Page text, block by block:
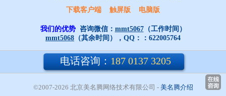
下载客户端
触屏版 电脑版
我们的优势 咨询微信： mmt5067（工作时间）
mmt5068 （其余时间），QQ：： 622005764
电话咨询： 187 0137 3205
©2007-2026 北京美名腾网络技术有限公司 - 美名腾介绍